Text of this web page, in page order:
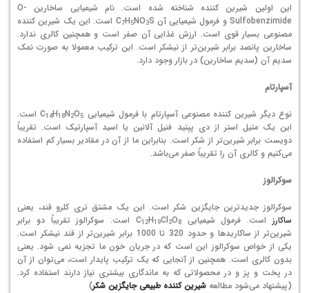
این اولین شیرین کننده شناخته شده است. نام شیمیایی ساخارین O-
Sulfobenzimide و فرمول شیمیایی آن C
7H5NO3
S است. این یک شیرین کننده
مصنوعی بسیار قوی است. ارزش غذایی آن صفر است و همچنین کالری ندارد.
ساخارین پانصد برابر شیرین‌تر از نیشکر است. این ترکیب معمولا به صورت نمک
سدیم آن (سدیم ساخارین) در بازار وجود دارد.
آسپارتام
نوع دیگر شیرین کننده مصنوعی آسپارتام با فرمول شیمیایی ‎C 14H18N2O5
است.
این یک متیل استر از دی پپتید فنیل آلانین یا اسید آسپارتیک است. تقریباً
دویست برابر شیرین‌تر از شکر است. بنابراین ما از آن در مقادیر بسیار کم استفاده
می‌کنیم و کالری آن را تقریباً صفر می‌باشد.
سوکرالوز
سوکرالوز جدیدترین جایگزین شکر است. این یک مشتق تری کلرو قند، یعنی
ساکارزاست. فرمول شیمیایی C 12H19Cl3O8
است. سوکرالوز تقریباً دو برابر
شیرین‌تر از ساکاریدها و حدود 320 تا 1000 برابر شیرین‌تر از قند نیشکر است.
یکی از خواص سوکرالوز این است که در جریان خون ما تجزیه نمی شود. یعنی
بدون کالری است. همچنین از آنجایی که یک ترکیب پایدار است، می‌توان از آن
در پخت و پز و در محصولاتی که به ماندگاری بیشتری نیاز دارند استفاده کرد.
(پیشنهاد می‌شود مطالعه شیرین کننده طبیعی جایگزین شکر)